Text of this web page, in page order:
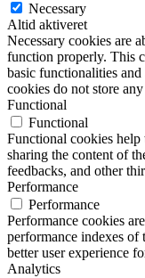
Necessary
Altid aktiveret
Necessary cookies are
function properly. This
basic functionalities
cookies do not store
Functional
Functional
Functional cookies
sharing the content of
feedbacks, and other
Performance
Performance
Performance cookies
performance indexes
better user experience
Analytics